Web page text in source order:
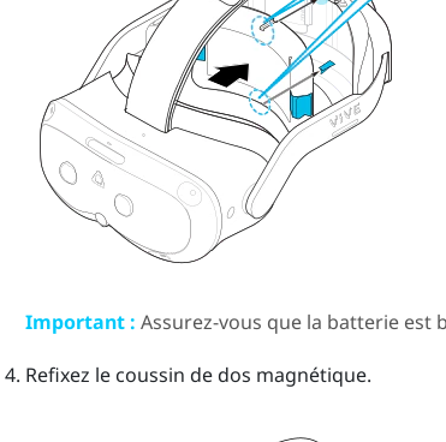
Important : Assurez-vous que la batterie est
Refixez le coussin de dos magnétique.